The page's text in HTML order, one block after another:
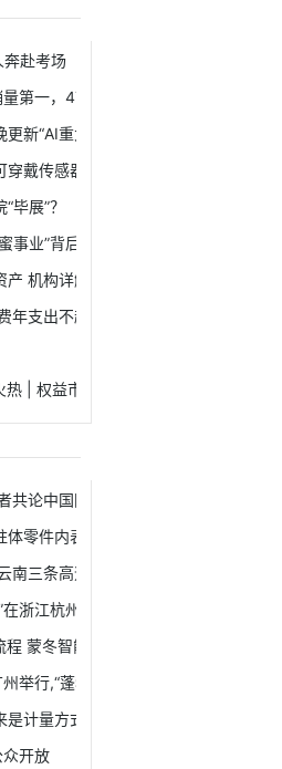
赴考场
第一，47%毛利率为何三年亏掉1.37
更新“AI重大进展” 除了Siri还有哪些看点
戴传感器贴片研究获新进展
毕展”？
事业”背后的硬核技艺
机构详解
年支出不超20万
| 权益市场日报
共论中国国画大师跨文化启示,张大千
零件内表面清晰图像
三条高速公路同日建成通车
浙江杭州启幕,“张宗祥先生逝世六十
蒙冬智能
举行,“蓬勃计划”国际创投主评活动在
计量方式+光伏惹的祸
众开放